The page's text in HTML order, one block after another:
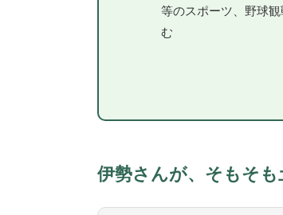
等のスポーツ、野球
む
伊勢さんが、そもそも